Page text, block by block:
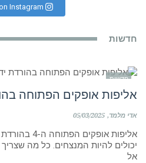
Instagram
חדשות
חדשות
אליפות אופקים הפתוחה
אדי מלמד 05/03/2025
אליפות
יכולים להיות המנצחים. כל מה שצריך
אל